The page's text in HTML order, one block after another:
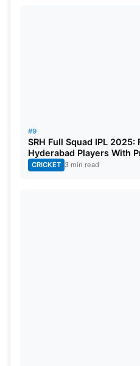
#9
SRH Full Squad IPL
Hyderabad Players With
CRICKET 3 min read